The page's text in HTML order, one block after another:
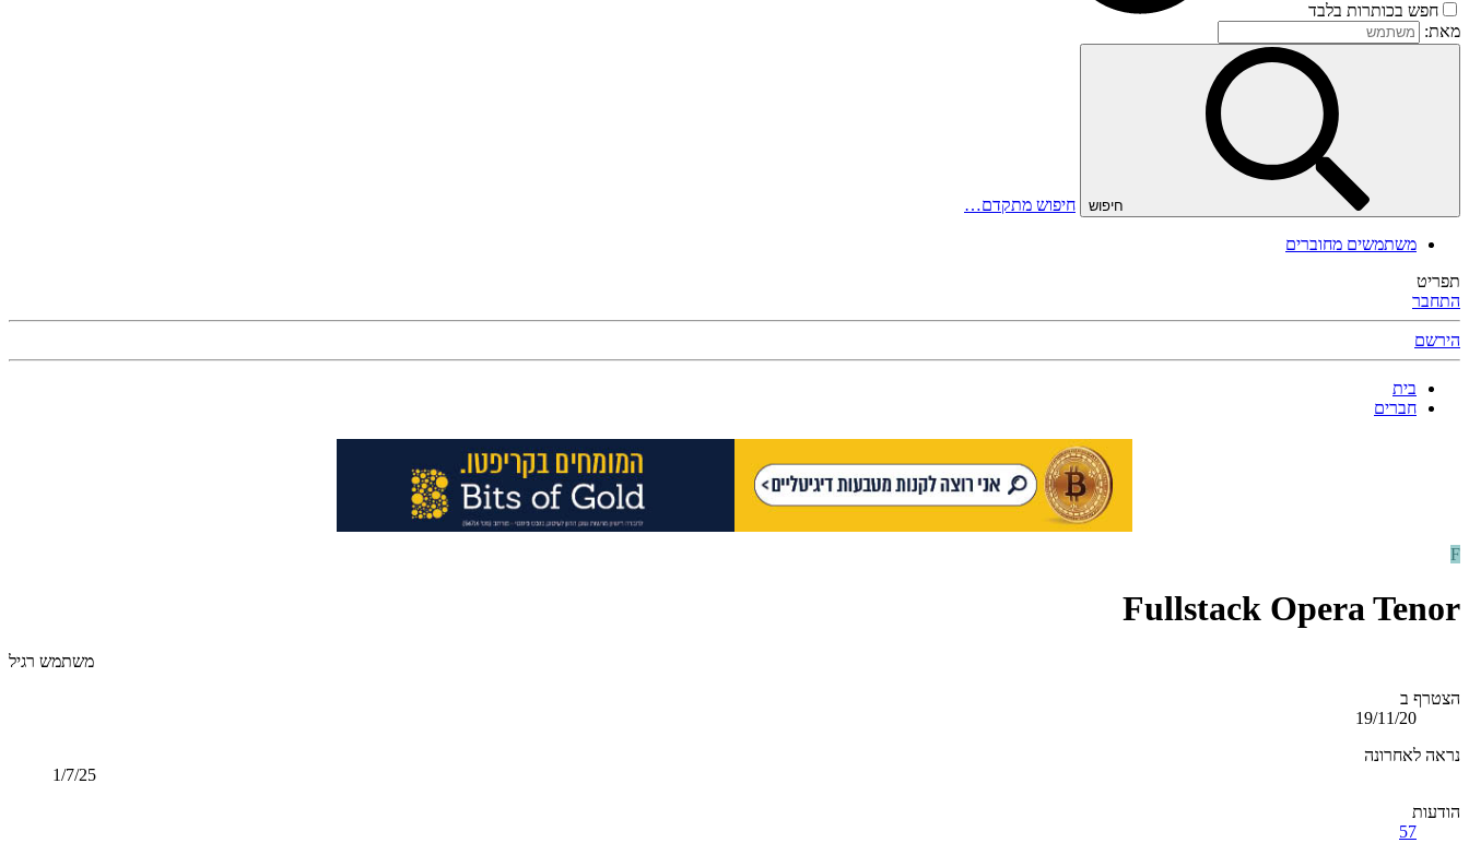
חפש בכותרות בלבד
מאת:
חיפוש חיפוש מתקדם…
משתמשים מחוברים
תפריט
התחבר
הירשם
בית
חברים
F
Fullstack Opera Tenor
משתמש רגיל
הצטרף ב
19/11/20
נראה לאחרונה
1/7/25
הודעות
57